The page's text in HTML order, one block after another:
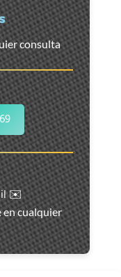
consulta
✉️
en cualquier